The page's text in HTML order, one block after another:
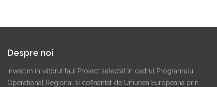
Despre noi
Investim în viitorul tau! Proiect selectat în cadrul Programului
Operational Regional si cofinantat de Uniunea Europeana prin